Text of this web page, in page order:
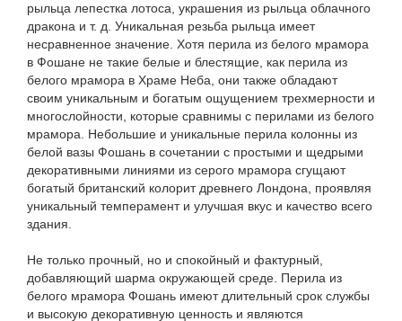
рыльца лепестка лотоса, украшения из рыльца облачного
дракона и т. д. Уникальная резьба рыльца имеет
несравненное значение. Хотя перила из белого мрамора
в Фошане не такие белые и блестящие, как перила из
белого мрамора в Храме Неба, они также обладают
своим уникальным и богатым ощущением трехмерности и
многослойности, которые сравнимы с перилами из белого
мрамора. Небольшие и уникальные перила колонны из
белой вазы Фошань в сочетании с простыми и щедрыми
декоративными линиями из серого мрамора сгущают
богатый британский колорит древнего Лондона, проявляя
уникальный темперамент и улучшая вкус и качество всего
здания.
Не только прочный, но и спокойный и фактурный,
добавляющий шарма окружающей среде. Перила из
белого мрамора Фошань имеют длительный срок службы
и высокую декоративную ценность и являются